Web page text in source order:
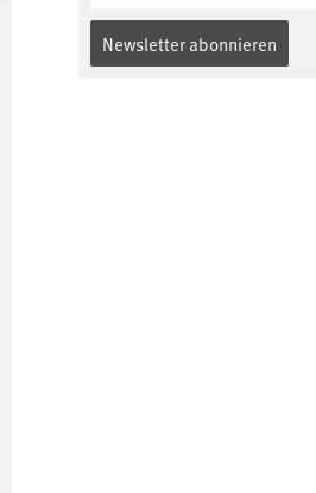
Newsletter abonnieren